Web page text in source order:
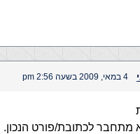
4 במאי, 2009 בשעה 2:56 pm
לכתובת/פורט הנכון.